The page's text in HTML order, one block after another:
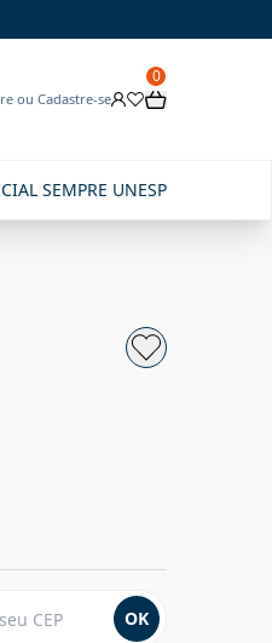
ou Cadastre-se
0
SEMPRE UNESP
OK